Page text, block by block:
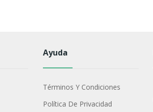
Ayuda
Términos Y Condiciones
Política De Privacidad